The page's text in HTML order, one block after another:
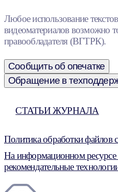
Любое использование
видеоматериалов возможно
правообладателя (ВГТРК).
Сообщить об опечатке
Обращение в
СТАТЬИ ЖУРНАЛА
Политика обработки файлов
На информационном
рекомендательные